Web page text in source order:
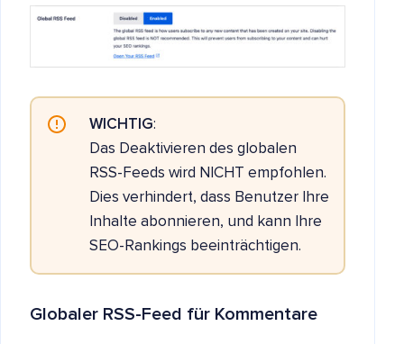
WICHTIG:
Das Deaktivieren des globalen
RSS-Feeds wird NICHT empfohlen.
Dies verhindert, dass Benutzer Ihre
Inhalte abonnieren, und kann Ihre
SEO-Rankings beeinträchtigen.
Globaler RSS-Feed für Kommentare